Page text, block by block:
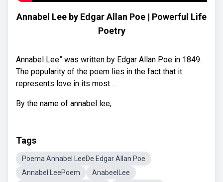
Annabel Lee by Edgar Allan Poe | Powerful Life
Poetry
Annabel Lee” was written by Edgar Allan Poe in 1849.
The popularity of the poem lies in the fact that it
represents love in its most ...
By the name of annabel lee;
Tags
Poema Annabel LeeDe Edgar Allan Poe
Annabel LeePoem
AnabeelLee